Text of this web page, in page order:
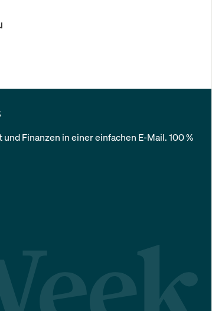
Finanzen in einer einfachen E-Mail. 100 %